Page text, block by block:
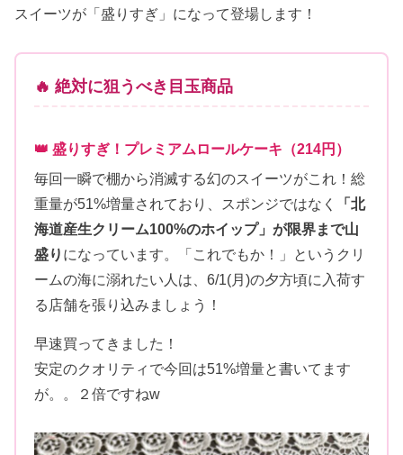
スイーツが「盛りすぎ」になって登場します！
🔥 絶対に狙うべき目玉商品
👑 盛りすぎ！プレミアムロールケーキ（214円）
毎回一瞬で棚から消滅する幻のスイーツがこれ！総
重量が51%増量されており、スポンジではなく
「北
海道産生クリーム100%のホイップ」が限界まで山
盛り になっています。「これでもか！」というクリ
ームの海に溺れたい人は、6/1(月)の夕方頃に入荷す
る店舗を張り込みましょう！
早速買ってきました！
安定のクオリティで今回は51%増量と書いてます
が。。２倍ですねw